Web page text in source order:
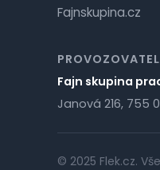
Fajnskupina.cz
Fajn skupina
Janová 216, 755
© 2025 Flek.cz.